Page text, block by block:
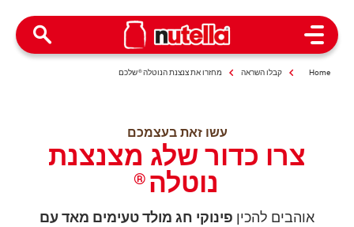
Home קבלו השראה מחזרו את צנצנת הנוטלה®שלכם
עשו זאת בעצמכם
צרו כדור שלג מצנצנת
נוטלה ®
אוהבים להכין פינוקי חג מולד טעימים מאד עם